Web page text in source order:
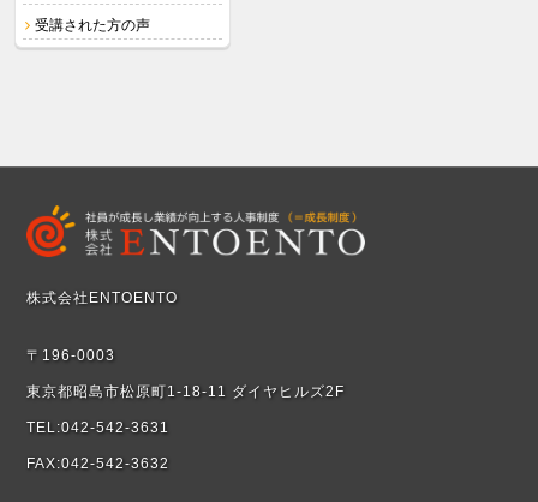
受講された方の声
株式会社ENTOENTO
〒196-0003
東京都昭島市松原町1-18-11 ダイヤヒルズ2F
TEL:042-542-3631
FAX:042-542-3632